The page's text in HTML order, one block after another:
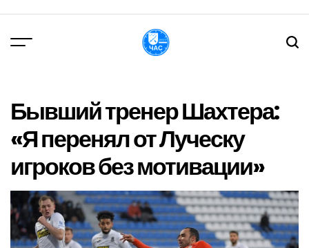
вмісту
Бывший тренер Шахтера:
«Я перенял от Луческу
игроков без мотивации»